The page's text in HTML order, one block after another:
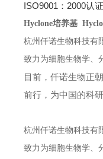
ISO9001：2000认证
Hyclone培养基
杭州仟诺生物科技有
致力为细胞生物学、
目前，仟诺生物正
前行，为中国的科
杭州仟诺生物科技有
致力为细胞生物学、